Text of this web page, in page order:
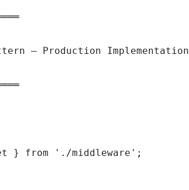
— Production Implementation
} from './middleware';